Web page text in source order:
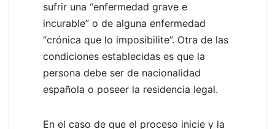
sufrir una “enfermedad grave e
incurable” o de alguna enfermedad
“crónica que lo imposibilite”. Otra de las
condiciones establecidas es que la
persona debe ser de nacionalidad
española o poseer la residencia legal.
En el caso de que el proceso inicie y la